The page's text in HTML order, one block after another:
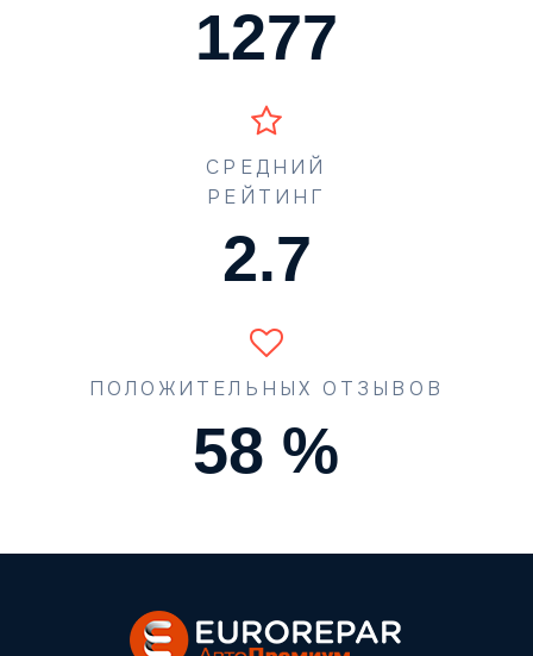
1631
СРЕДНИЙ
РЕЙТИНГ
3.4
ПОЛОЖИТЕЛЬНЫХ ОТЗЫВОВ
74 %